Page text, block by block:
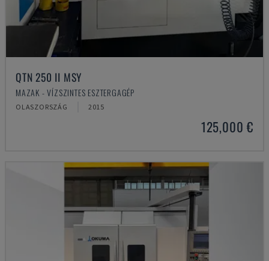
QTN 250 II MSY
MAZAK - VÍZSZINTES ESZTERGAGÉP
OLASZORSZÁG 2015
125,000 €